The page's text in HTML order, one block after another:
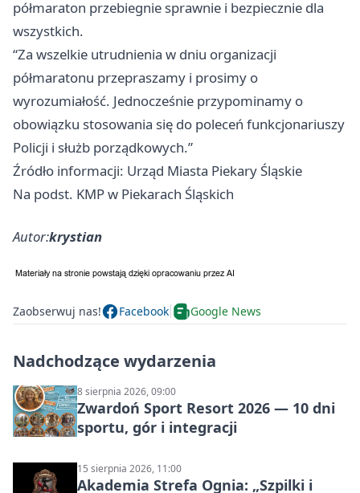
półmaraton przebiegnie sprawnie i bezpiecznie dla
wszystkich.
“Za wszelkie utrudnienia w dniu organizacji
półmaratonu przepraszamy i prosimy o
wyrozumiałość. Jednocześnie przypominamy o
obowiązku stosowania się do poleceń funkcjonariuszy
Policji i służb porządkowych.”
Źródło informacji: Urząd Miasta Piekary Śląskie
Na podst. KMP w Piekarach Śląskich
Autor:krystian
Zaobserwuj nas! Facebook Google News
Nadchodzące wydarzenia
8 sierpnia 2026, 09:00
Zwardoń Sport Resort 2026 — 10 dni
sportu, gór i integracji
15 sierpnia 2026, 11:00
Akademia Strefa Ognia: „Szpilki i